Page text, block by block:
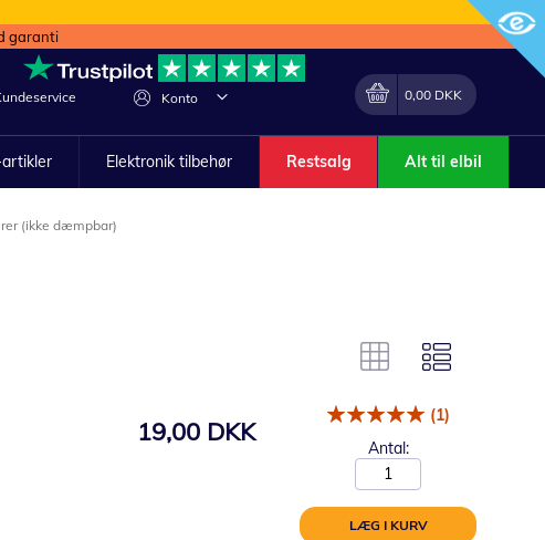
garanti
Konto
Lave
Min indkøbskurv
0,00 DKK
artikler Elektronik tilbehør Restsalg Alt til elbil
(ikke dæmpbar)
19,00 DKK
(1)
Antal:
LÆG I KURV